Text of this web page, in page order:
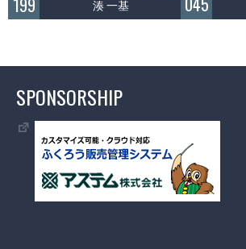
湊 一基
SPONSORSHIP